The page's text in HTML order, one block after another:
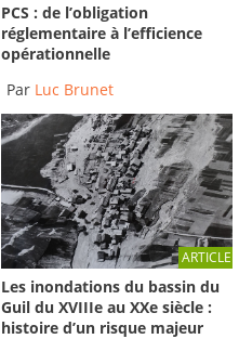
PCS : de l’obligation
réglementaire à l’efficience
opérationnelle
Par Luc Brunet
ARTICLE
Les inondations du bassin du
Guil du XVIIIe au XXe siècle :
histoire d’un risque majeur